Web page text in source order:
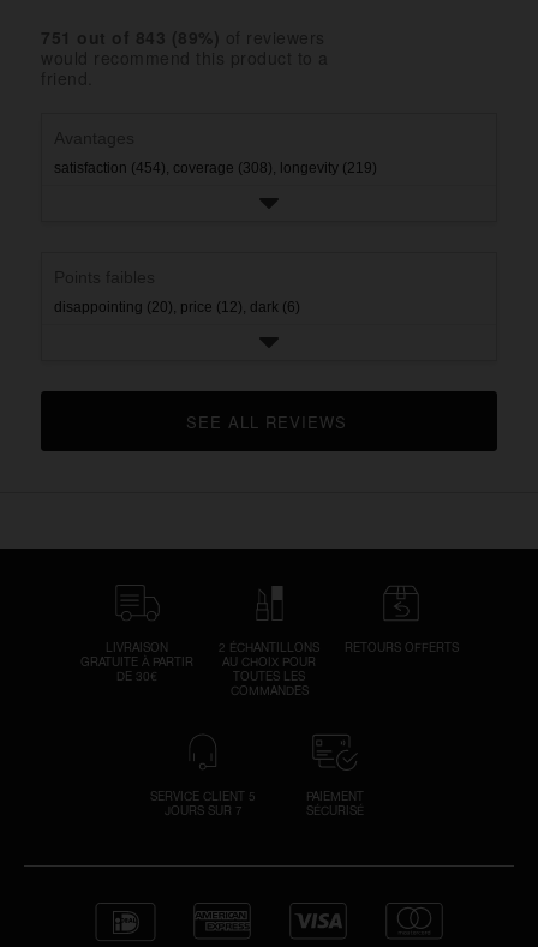
satisfaction (454), coverage (308), longevity (219)
disappointing (20), price (12), dark (6)
CLICK TO GO TO ALL REVIEWS
LIVRAISON
GRATUITE À PARTIR
DE 30€
2 ÉCHANTILLONS
AU CHOIX POUR
TOUTES LES
COMMANDES
RETOURS OFFERTS
SERVICE CLIENT 5
JOURS SUR 7
PAIEMENT
SÉCURISÉ